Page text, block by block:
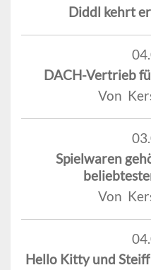
Diddl kehrt
DACH-Vertrieb
Von
Spielwaren
Von
Hello Kitty und